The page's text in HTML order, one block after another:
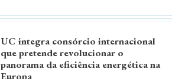
UC integra consórcio internacional
que pretende revolucionar o
panorama da eficiência energética na
Europa